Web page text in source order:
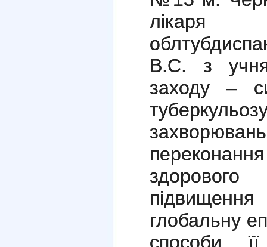
В.С. з
заходу –
підвищення
глобальну
способи